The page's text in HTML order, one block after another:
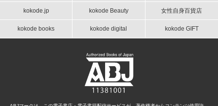
kokode.jp kokode Beauty 女性自身百貨店
kokode books kokode digital kokode GIFT